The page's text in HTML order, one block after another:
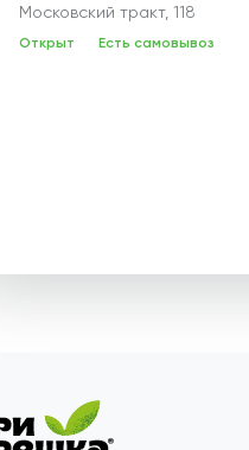
Московский тракт, 118
Открыт Есть самовывоз